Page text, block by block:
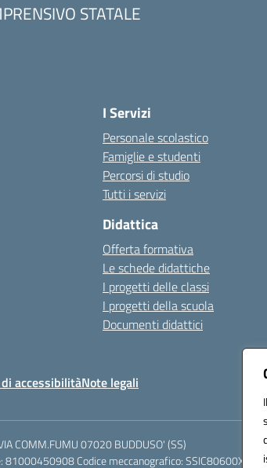
STATALE
I Servizi
Personale scolastico
Famiglie e studenti
Percorsi di studio
Tutti i servizi
Didattica
Offerta formativa
Le schede didattiche
I progetti delle classi
I progetti della scuola
Documenti didattici
accessibilitàNote legali
COMM.FUMU 07020 BUDDUSO' (SS)
81000450908 Codice meccanografico: SSIC80600X